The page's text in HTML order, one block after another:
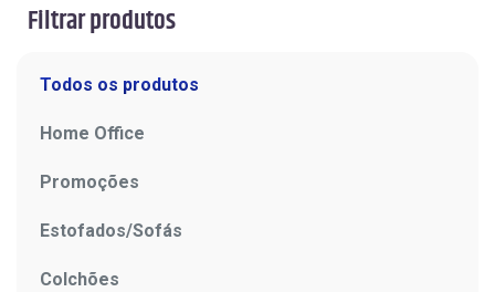
Filtrar produtos
Todos os produtos
Home Office
Promoções
Estofados/Sofás
Colchões